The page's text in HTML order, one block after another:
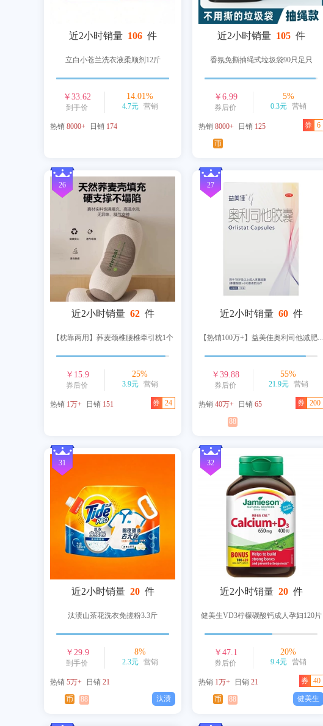
近2小时销量 106 件
立白小苍兰洗衣液柔顺剂12斤
￥33.62
到手价
14.01%
4.7元 营销
热销 8000+ 日销 174
近2小时销量 105 件
香氛免撕抽绳式垃圾袋90只足只
￥ 6.99
券后价
5%
0.3元 营销
热销 8000+ 日销 125 券 6
币
26
近2小时销量 62 件
【枕靠两用】荞麦颈椎腰椎牵引枕1个
￥ 15.9
券后价
25%
3.9元 营销
热销 1万+ 日销 151 券 24
27
近2小时销量 60 件
【热销100万+】益美佳奥利司他减肥...
￥39.88
券后价
55%
21.9元 营销
热销 40万+ 日销 65 券 200
88
31
近2小时销量 20 件
汰渍山茶花洗衣免搓粉3.3斤
￥ 29.9
到手价
8%
2.3元 营销
热销 5万+ 日销 21
币
88 汰渍
32
近2小时销量 20 件
健美生VD3柠檬碳酸钙成人孕妇120片
￥ 47.1
券后价
20%
9.4元 营销
热销 1万+ 日销 21 券 40
币 88 健美生